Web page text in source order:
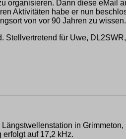
organisieren. Dann diese eMail
Aktivitäten habe er nun
von vor 90 Jahren zu wissen.
für Uwe,
in
auf 17,2 kHz.